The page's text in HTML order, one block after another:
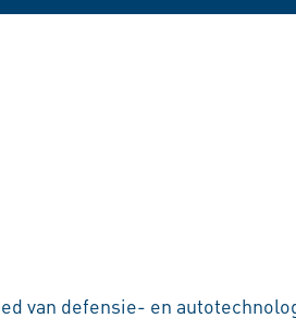
van defensie- en